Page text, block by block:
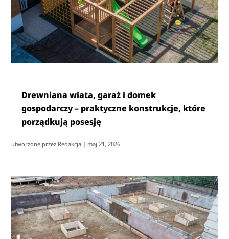
Drewniana wiata, garaż i domek
gospodarczy – praktyczne konstrukcje, które
porządkują posesję
utworzone przez Redakcja | maj 21, 2026